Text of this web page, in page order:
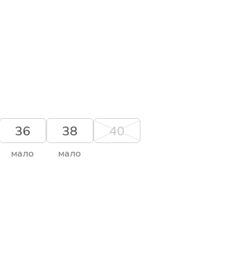
36
мало
38
мало
40